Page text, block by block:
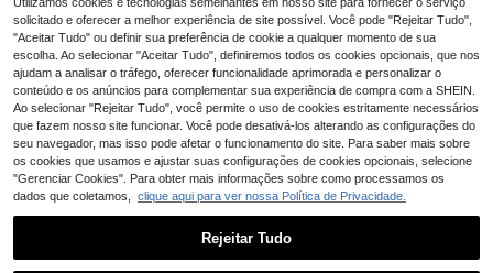
idas geladas, Copo de leite para caf
é da manhã, Copo para coquetel
10,18€10,22€
opo para bebidas, artigos de vidro v
intage, adequado para água, leite, a
veia, chá, sumo, pequeno-almoço,
café, bebidas, etc., adequado para
café, casa, restaurante, festa, baile,
escritório, presente para o Dia do P
ai, presente para o Dia da Mãe, pres
ente para amigo, presente para nam
orado e namorada, presente para m
embro da família, presente para prof
essor, presente para colega, presen
te de Ação de Graças, presente de
aniversário, presente de Halloween
solicitado e oferecer a melhor experiência de site possível. Você pode "Rejeitar Tudo",
"Aceitar Tudo" ou definir sua preferência de cookie a qualquer momento de sua
escolha. Ao selecionar "Aceitar Tudo", definiremos todos os cookies opcionais, que nos
ajudam a analisar o tráfego, oferecer funcionalidade aprimorada e personalizar o
conteúdo e os anúncios para complementar sua experiência de compra com a SHEIN.
Ao selecionar "Rejeitar Tudo", você permite o uso de cookies estritamente necessários
que fazem nosso site funcionar. Você pode desativá-los alterando as configurações do
seu navegador, mas isso pode afetar o funcionamento do site. Para saber mais sobre
os cookies que usamos e ajustar suas configurações de cookies opcionais, selecione
"Gerenciar Cookies". Para obter mais informações sobre como processamos os
dados que coletamos, clique aqui para ver nossa Política de Privacidade.
Rejeitar Tudo